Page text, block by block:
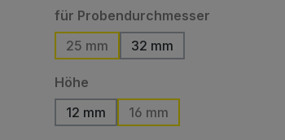
für Probendurchmesser
25 mm
32 mm
(Diese Option ist
Höhe
12 mm
(Diese Option ist zurzeit nicht
16 mm